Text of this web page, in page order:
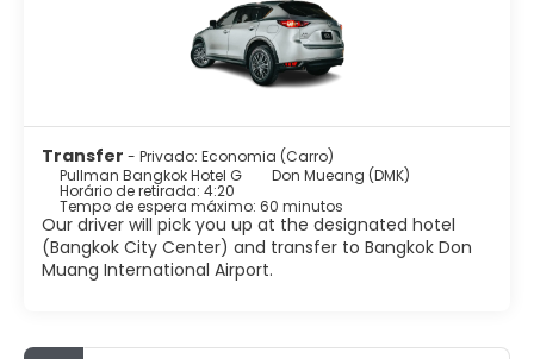
Transfer - Privado: Economia (Carro)
Pullman Bangkok Hotel G
Don Mueang (DMK)
Horário de retirada: 4:20
Tempo de espera máximo: 60 minutos
Our driver will pick you up at the designated hotel
(Bangkok City Center) and transfer to Bangkok Don
Muang International Airport.